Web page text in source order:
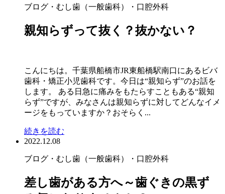
ブログ ・むし歯（一般歯科） ・口腔外科
親知らずって抜く？抜かない？
こんにちは。千葉県船橋市JR東船橋駅南口にあるビバ
歯科・矯正小児歯科です。今日は“親知らず”のお話を
します。 ある日急に痛みをもたらすこともある“親知
らず”ですが、みなさんは親知らずに対してどんなイメ
ージをもっていますか？おそらく...
続きを読む
2022.12.08
ブログ ・むし歯（一般歯科） ・口腔外科
差し歯がある方へ～歯ぐきの黒ず